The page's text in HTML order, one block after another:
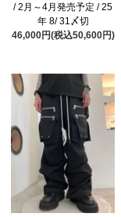
/ 2月～4月発売予定 / 25
年 8/ 31〆切
46,000円(税込50,600円)